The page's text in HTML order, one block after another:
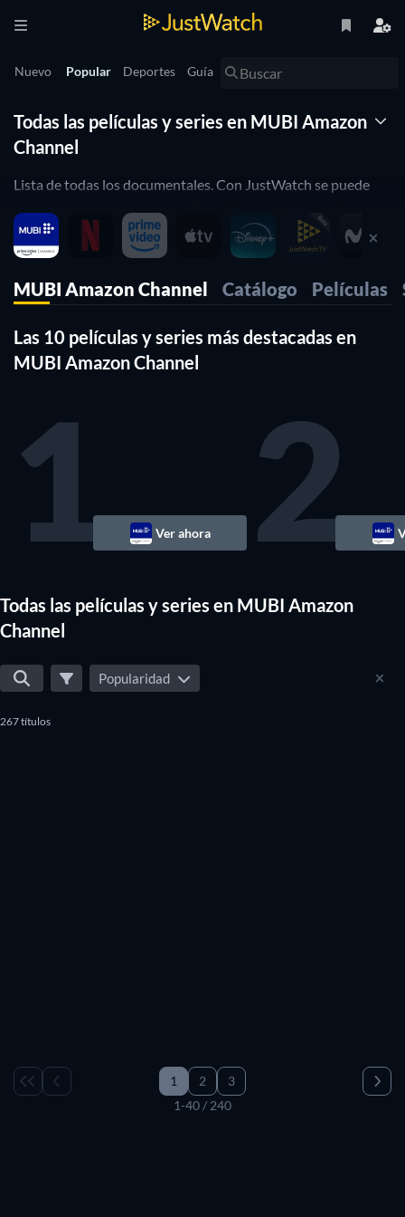
Nuevo Popular Deportes Guía
Todas las películas y series en MUBI Amazon
Channel
Lista de todas los documentales. Con JustWatch se puede
MUBI Amazon Channel. Podrás filtrar la lista combinando
diferentes atributos. JustWatch es un motor de búsqueda de
los diferentes proveedores. Puedes averiguar dónde ver
MUBI Amazon Channel Catálogo Películas
Las 10 películas y series más destacadas en
MUBI Amazon Channel
1 Ver ahora 2
Todas las películas y series en MUBI Amazon
Channel
Popularidad
267 títulos
1 2
3
1-40 / 240